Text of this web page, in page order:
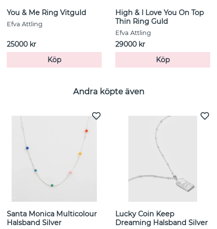
You & Me Ring Vitguld
Efva Attling
25000 kr
Köp
High & I Love You On Top
Thin Ring Guld
Efva Attling
29000 kr
Köp
Andra köpte även
Santa Monica Multicolour
Halsband Silver
Lucky Coin Keep
Dreaming Halsband Silver